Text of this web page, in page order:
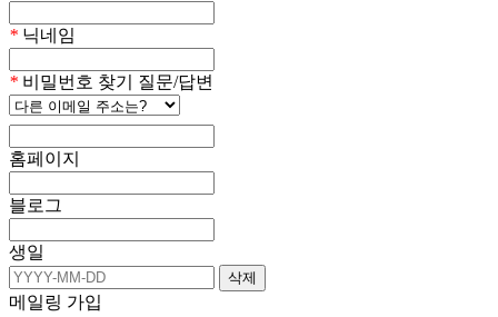
* 닉네임
* 비밀번호 찾기 질문/답변
홈페이지
블로그
생일
메일링 가입